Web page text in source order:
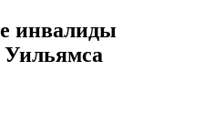
инвалиды
Уильямса